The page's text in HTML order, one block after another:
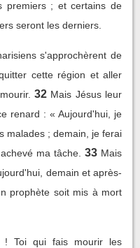
premiers ; et certains de
seront les derniers.
s'approchèrent de
cette région et aller
32 Mais Jésus leur
renard : « Aujourd'hui, je
malades ; demain, je ferai
ma tâche. 33 Mais
demain et après-
prophète soit mis à mort
! Toi qui fais mourir les